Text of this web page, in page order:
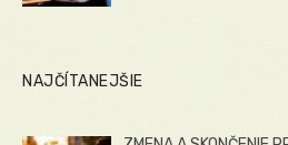
NAJČÍTANEJŠIE